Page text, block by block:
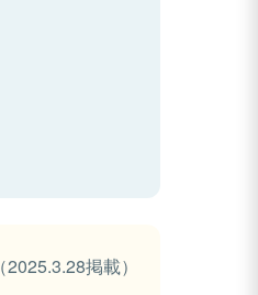
（2025.3.28掲載）